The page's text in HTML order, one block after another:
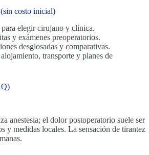
costo inicial)
para elegir cirujano y clínica.
y exámenes preoperatorios.
desglosadas y comparativas.
transporte y planes de
anestesia; el dolor postoperatorio suele ser
y medidas locales. La sensación de tirantez